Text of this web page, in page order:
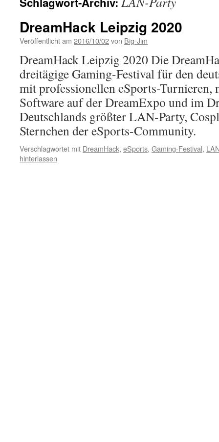
DreamHack Leipzig 2020
Veröffentlicht am 2016/10/02von Big-Jim
DreamHack Leipzig 2020 Die
dreitägige Gaming-Festival für den
mit professionellen eSports-Turnieren,
Software auf der DreamExpo und im
Deutschlands größter LAN-Party,
Sternchen der eSports-Community.
Verschlagwortet mit DreamHack, eSports, Gaming-Festival,
hinterlassen